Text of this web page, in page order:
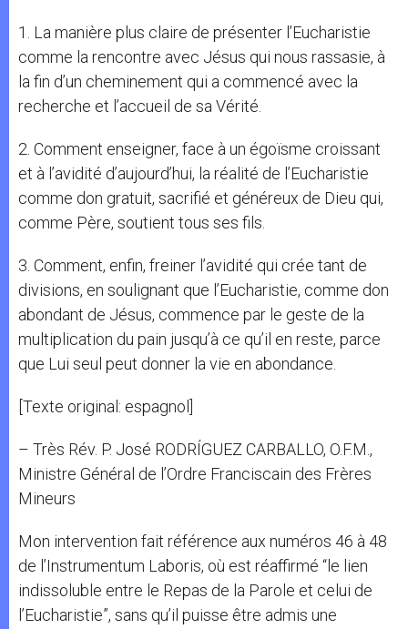
1. La manière plus claire de présenter l’Eucharistie
comme la rencontre avec Jésus qui nous rassasie, à
la fin d’un cheminement qui a commencé avec la
recherche et l’accueil de sa Vérité.
2. Comment enseigner, face à un égoïsme croissant
et à l’avidité d’aujourd’hui, la réalité de l’Eucharistie
comme don gratuit, sacrifié et généreux de Dieu qui,
comme Père, soutient tous ses fils.
3. Comment, enfin, freiner l’avidité qui crée tant de
divisions, en soulignant que l’Eucharistie, comme don
abondant de Jésus, commence par le geste de la
multiplication du pain jusqu’à ce qu’il en reste, parce
que Lui seul peut donner la vie en abondance.
[Texte original: espagnol]
– Très Rév. P. José RODRÍGUEZ CARBALLO, O.F.M.,
Ministre Général de l’Ordre Franciscain des Frères
Mineurs
Mon intervention fait référence aux numéros 46 à 48
de l’Instrumentum Laboris, où est réaffirmé “le lien
indissoluble entre le Repas de la Parole et celui de
l’Eucharistie”, sans qu’il puisse être admis une